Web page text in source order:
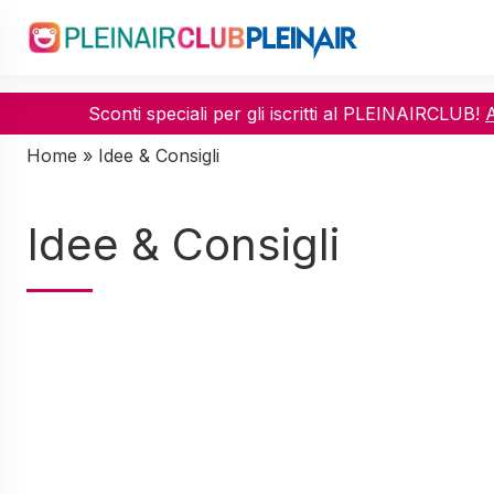
Sconti speciali per gli iscritti al PLEINAIRCLUB!
Home » Idee & Consigli
Idee & Consigli